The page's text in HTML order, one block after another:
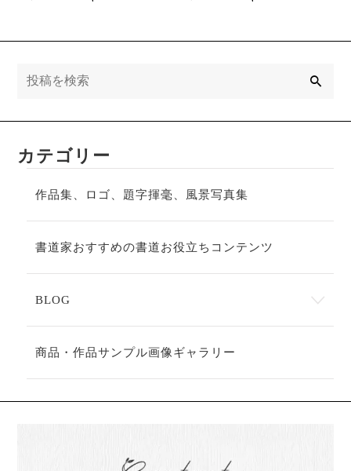
カテゴリー
作品集、ロゴ、題字揮毫、風景写真集
書道家おすすめの書道お役立ちコンテンツ
BLOG
商品・作品サンプル画像ギャラリー